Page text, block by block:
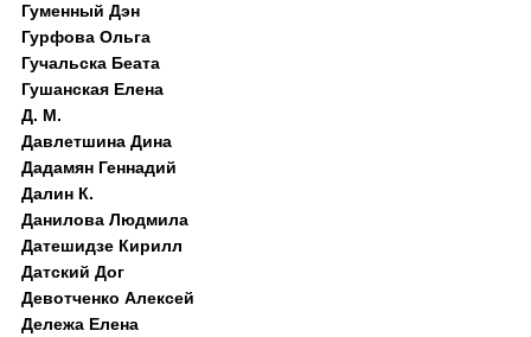
Гуменный Дэн
Гурфова Ольга
Гучальска Беата
Гушанская Елена
Д. M.
Давлетшина Дина
Дадамян Геннадий
Далин К.
Данилова Людмила
Датешидзе Кирилл
Датский Дог
Девотченко Алексей
Дележа Елена